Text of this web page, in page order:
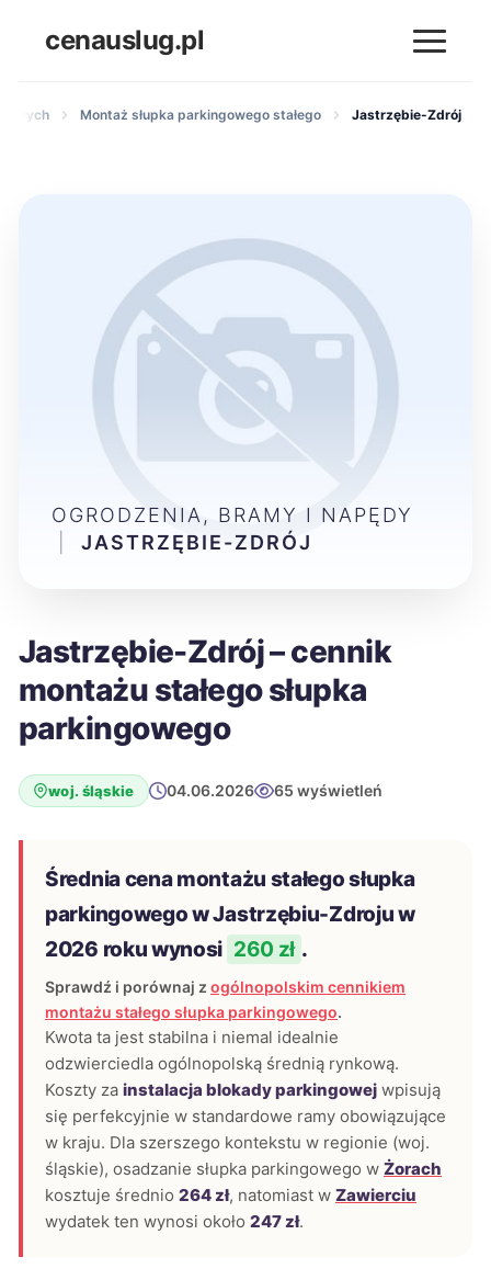
cenauslug.pl
Montaż słupka parkingowego stałego Jastrzębie-Zdrój
Jastrzębie-Zdrój – cennik
montażu stałego słupka
parkingowego
woj. śląskie 04.06.2026 65 wyświetleń
Średnia cena montażu stałego słupka
parkingowego w Jastrzębiu-Zdroju w
2026 roku wynosi 260 zł .
Sprawdź i porównaj z ogólnopolskim cennikiem
montażu stałego słupka parkingowego.
Kwota ta jest stabilna i niemal idealnie
odzwierciedla ogólnopolską średnią rynkową.
Koszty za instalacja blokady parkingowej wpisują
się perfekcyjnie w standardowe ramy obowiązujące
w kraju. Dla szerszego kontekstu w regionie (woj.
śląskie), osadzanie słupka parkingowego w Żorach
kosztuje średnio 264 zł, natomiast w Zawierciu
wydatek ten wynosi około 247 zł.
OGRODZENIA, BRAMY I NAPĘDY
JASTRZĘBIE-ZDRÓJ